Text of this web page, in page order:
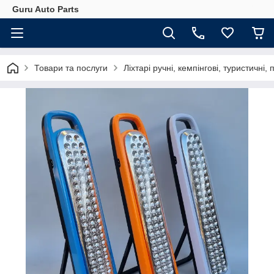
Guru Auto Parts
Товари та послуги Ліхтарі ручні, кемпінгові, туристичні,